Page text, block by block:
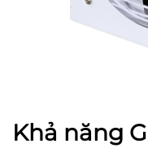
Khả năng